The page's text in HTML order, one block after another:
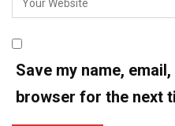
Save my name,
browser for the next